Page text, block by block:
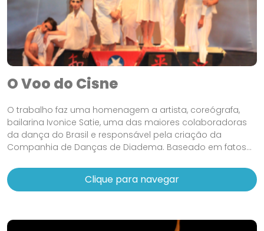
O Voo do Cisne
O trabalho faz uma homenagem a artista, coreógrafa,
bailarina Ivonice Satie, uma das maiores colaboradoras
da dança do Brasil e responsável pela criação da
Companhia de Danças de Diadema. Baseado em fatos...
Clique para navegar